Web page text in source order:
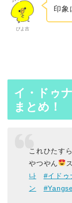
ぴよ吉
印象
イ・ドゥ
まとめ！
これひたす
やつやん
나
#イドゥ
ン